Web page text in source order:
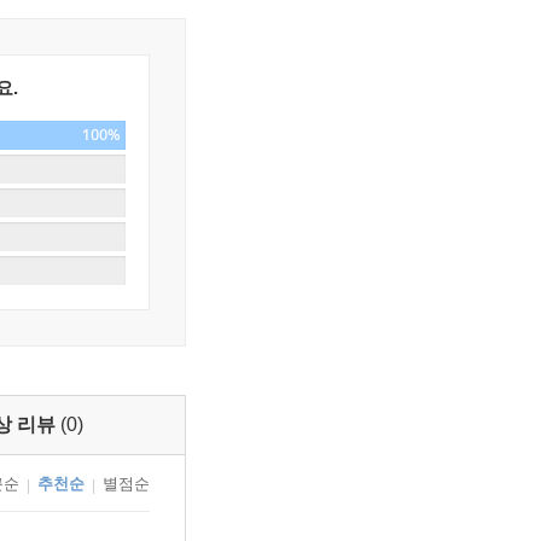
.
100%
리뷰 (0)
순 추천순 별점순